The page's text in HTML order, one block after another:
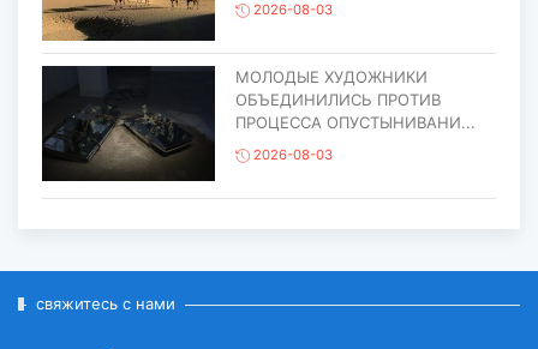
2026-08-03
МОЛОДЫЕ ХУДОЖНИКИ
ОБЪЕДИНИЛИСЬ ПРОТИВ
ПРОЦЕССА ОПУСТЫНИВАНИ...
2026-08-03
ВСЕМИРНОГО НАСЛЕД...
свяжитесь с нами